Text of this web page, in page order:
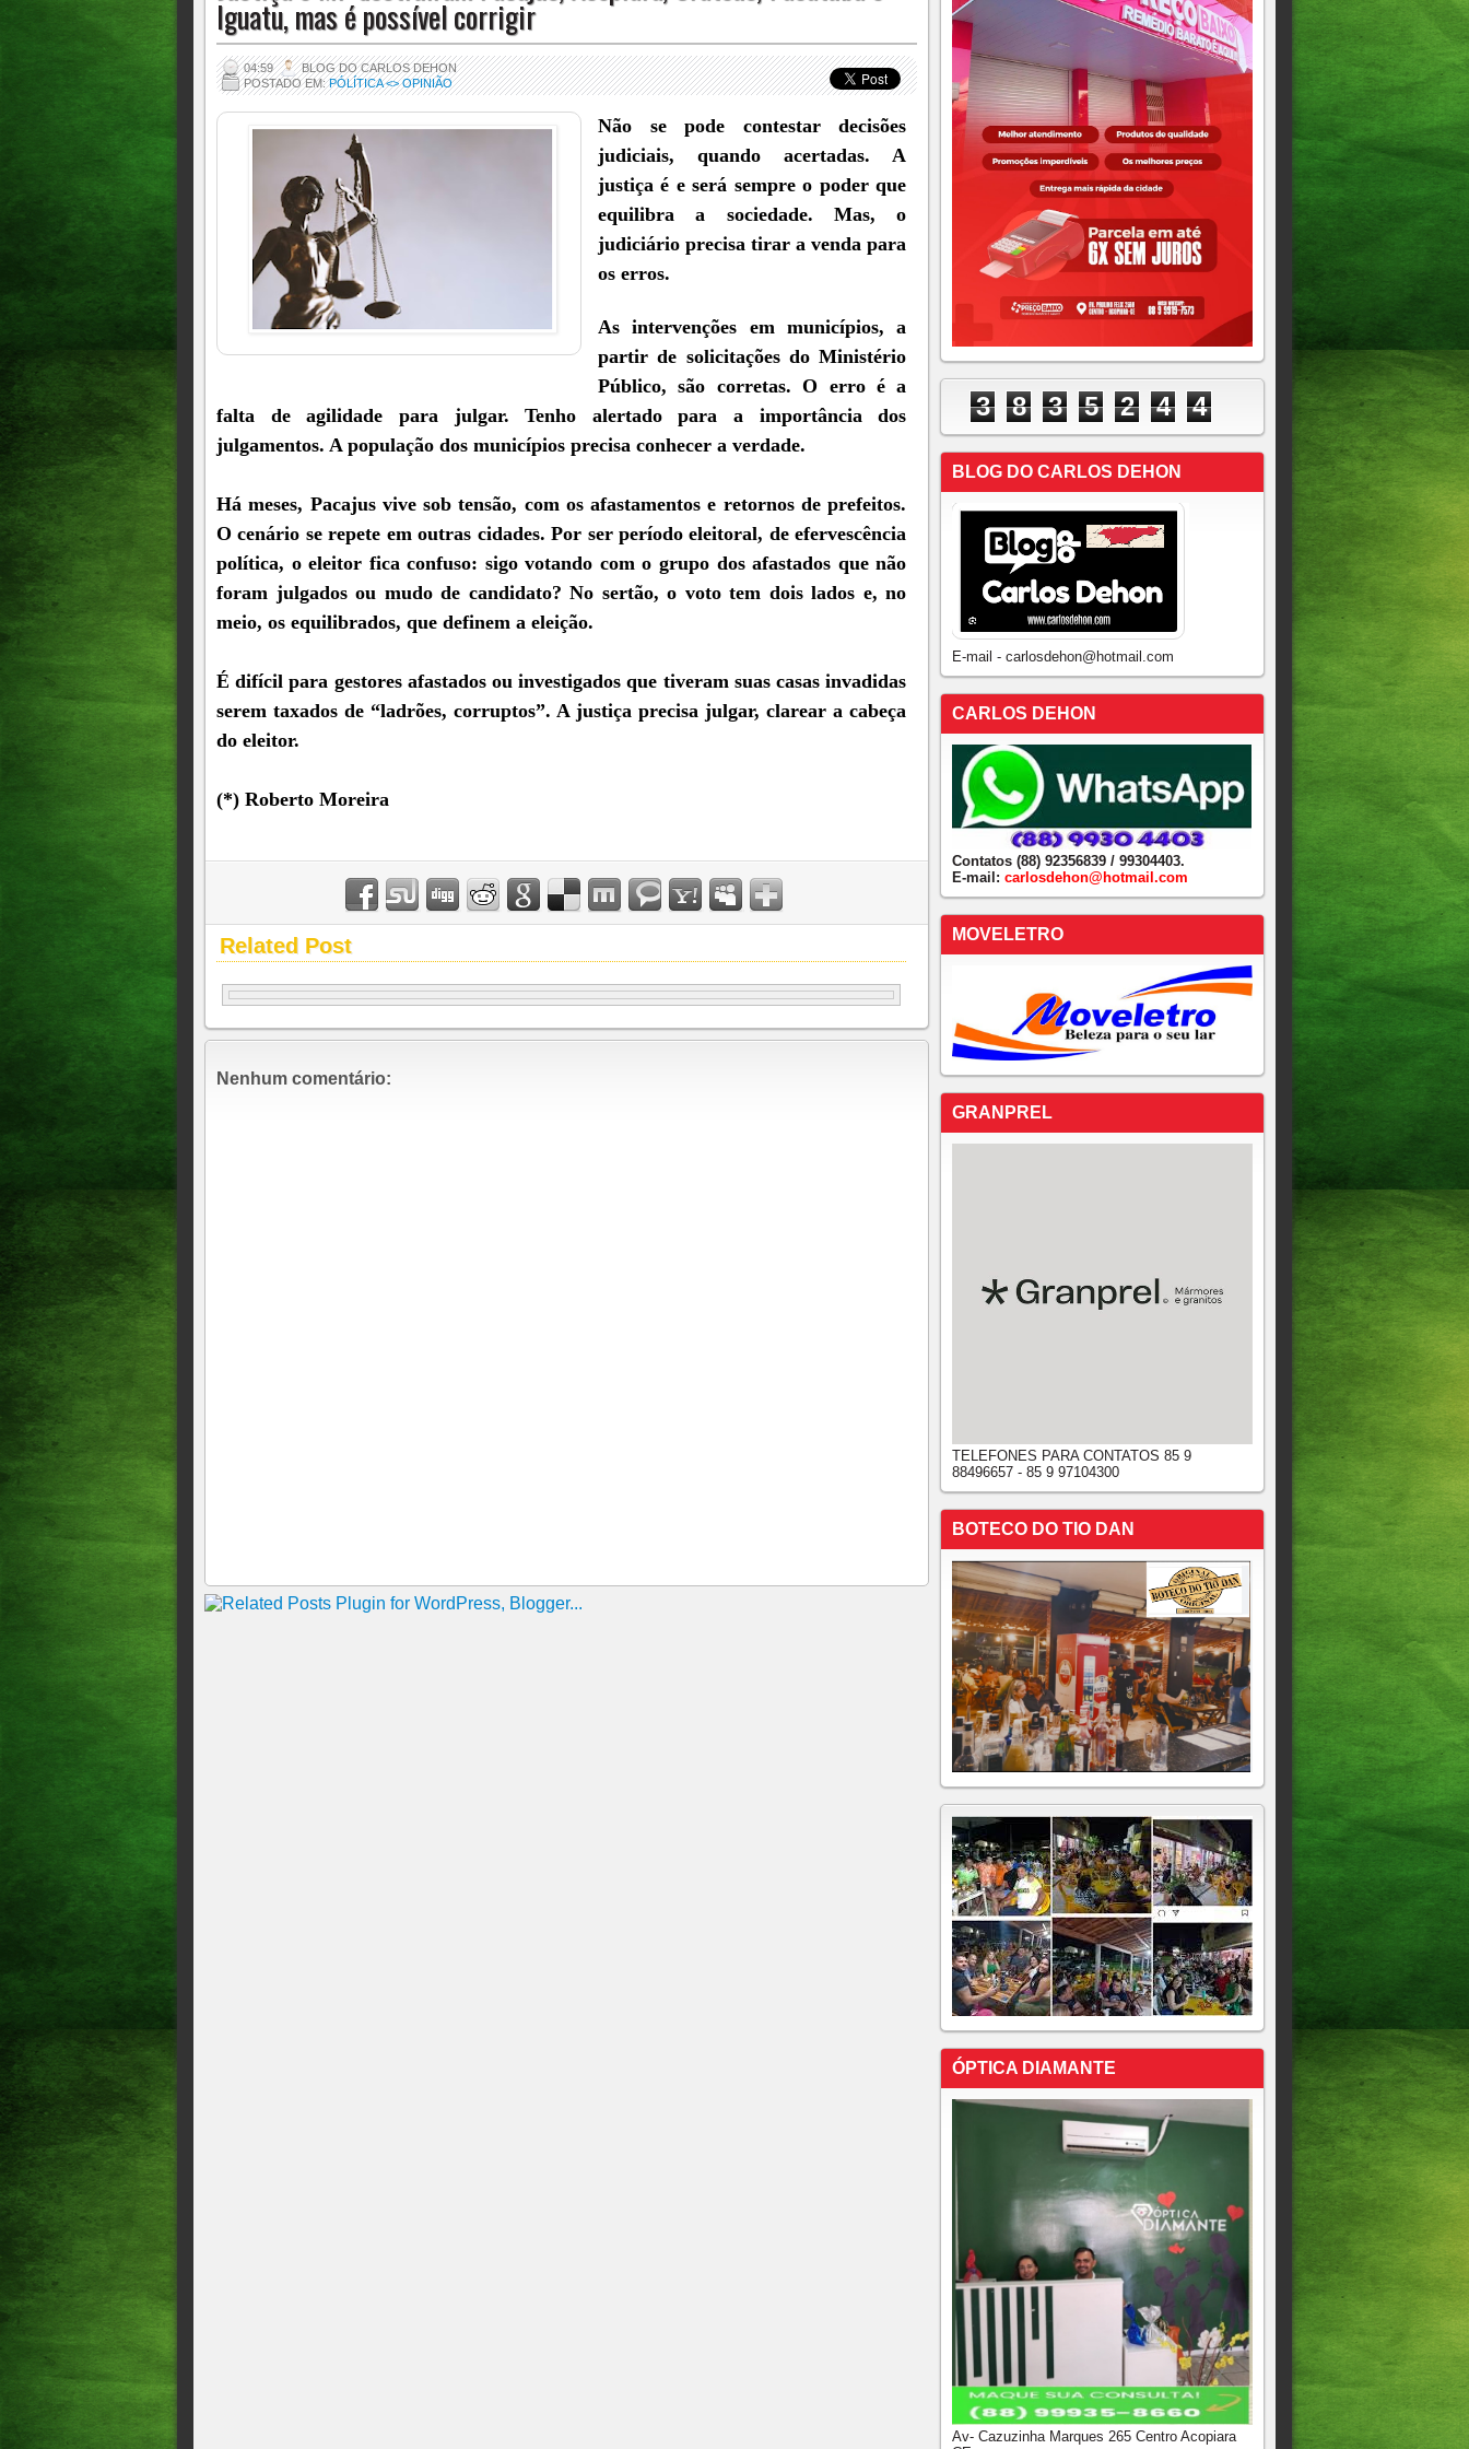
Iguatu, mas é possível corrigir
04:59
BLOG DO CARLOS DEHON
POSTADO EM:PÓLÍTICA <> OPINIÃO
Não se pode contestar decisões
judiciais, quando acertadas. A
justiça é e será sempre o poder que
equilibra a sociedade. Mas, o
judiciário precisa tirar a venda para
os erros.
As intervenções em municípios, a
partir de solicitações do Ministério
Público, são corretas. O erro é a
falta de agilidade para julgar. Tenho alertado para a importância dos
julgamentos. A população dos municípios precisa conhecer a verdade.
Há meses, Pacajus vive sob tensão, com os afastamentos e retornos de prefeitos.
O cenário se repete em outras cidades. Por ser período eleitoral, de efervescência
política, o eleitor fica confuso: sigo votando com o grupo dos afastados que não
foram julgados ou mudo de candidato? No sertão, o voto tem dois lados e, no
meio, os equilibrados, que definem a eleição.
É difícil para gestores afastados ou investigados que tiveram suas casas invadidas
serem taxados de “ladrões, corruptos”. A justiça precisa julgar, clarear a cabeça
do eleitor.
(*) Roberto Moreira
Related Post
Nenhum comentário:
3 8 3 5 2 4 4
BLOG DO CARLOS DEHON
E-mail - carlosdehon@hotmail.com
CARLOS DEHON
Contatos (88) 92356839 / 99304403.
E-mail: carlosdehon@hotmail.com
MOVELETRO
GRANPREL
TELEFONES PARA CONTATOS 85 9
88496657 - 85 9 97104300
BOTECO DO TIO DAN
ÓPTICA DIAMANTE
Av- Cazuzinha Marques 265 Centro Acopiara